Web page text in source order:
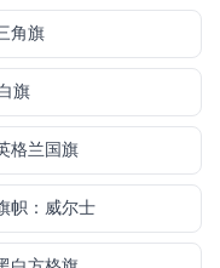
角旗
旗
格兰国旗
帜：威尔士